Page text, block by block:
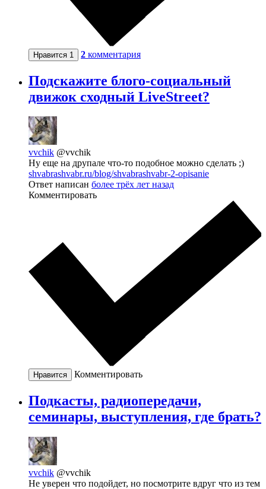
Нравится 1 2 комментария
Подскажите блого-социальный
движок сходный LiveStreet?
vvchik @vvchik
Ну еще на друпале что-то подобное можно сделать ;)
shvabrashvabr.ru/blog/shvabrashvabr-2-opisanie
Ответ написан более трёх лет назад
Комментировать
Нравится Комментировать
Подкасты, радиопередачи,
семинары, выступления, где брать?
vvchik @vvchik
Не уверен что подойдет, но посмотрите вдруг что из тем